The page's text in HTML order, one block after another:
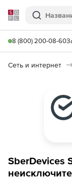
Softline
Поиск
8 (800) 200-08-60
Сеть и интернет
SberDevices